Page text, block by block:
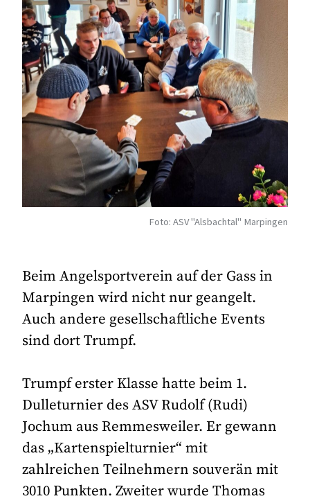
Foto: ASV "Alsbachtal" Marpingen
Beim Angelsportverein auf der Gass in
Marpingen wird nicht nur geangelt.
Auch andere gesellschaftliche Events
sind dort Trumpf.
Trumpf erster Klasse hatte beim 1.
Dulleturnier des ASV Rudolf (Rudi)
Jochum aus Remmesweiler. Er gewann
das „Kartenspielturnier“ mit
zahlreichen Teilnehmern souverän mit
3010 Punkten. Zweiter wurde Thomas